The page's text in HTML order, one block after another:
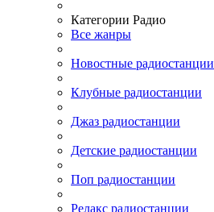
Категории Радио
Все жанры
Новостные радиостанции
Клубные радиостанции
Джаз радиостанции
Детские радиостанции
Поп радиостанции
Релакс радиостанции